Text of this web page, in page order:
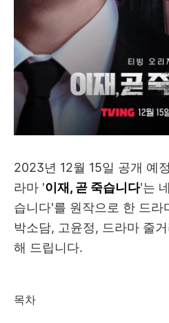
2023년 12월 15일 공개 예
라마 '이재, 곧 죽습니다'는
습니다'를 원작으로 한 드라
박소담, 고윤정, 드라마 줄
해 드립니다.
목차